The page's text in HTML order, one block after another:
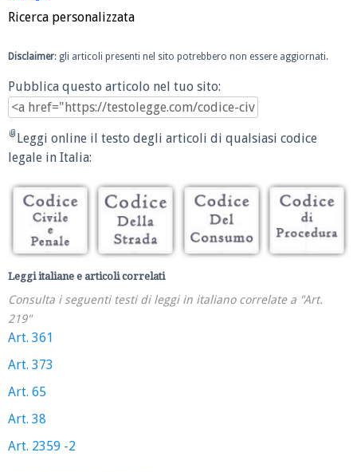
Ricerca personalizzata
Disclaimer: gli articoli presenti nel sito potrebbero non essere aggiornati.
Pubblica questo articolo nel tuo sito:
Leggi online il testo degli articoli di qualsiasi codice
legale in Italia:
Leggi italiane e articoli correlati
Consulta i seguenti testi di leggi in italiano correlate a "Art.
219"
Art. 361
Art. 373
Art. 65
Art. 38
Art. 2359 -2